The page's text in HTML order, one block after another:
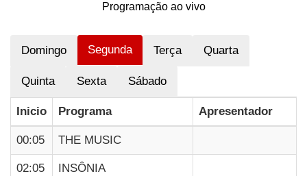
Programação ao vivo
Domingo Segunda Terça Quarta
Quinta Sexta Sábado
Inicio Programa Apresentador
00:05 THE MUSIC
02:05 INSÔNIA